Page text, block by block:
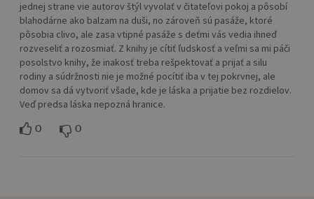
jednej strane vie autorov štýl vyvolať v čitateľovi pokoj a pôsobí
blahodárne ako balzam na duši, no zároveň sú pasáže, ktoré
pôsobia clivo, ale zasa vtipné pasáže s deťmi vás vedia ihneď
rozveseliť a rozosmiať. Z knihy je cítiť ľudskosť a veľmi sa mi páči
posolstvo knihy, že inakosť treba rešpektovať a prijať a silu
rodiny a súdržnosti nie je možné pocítiť iba v tej pokrvnej, ale
domov sa dá vytvoriť všade, kde je láska a prijatie bez rozdielov.
Veď predsa láska nepozná hranice.
0 0